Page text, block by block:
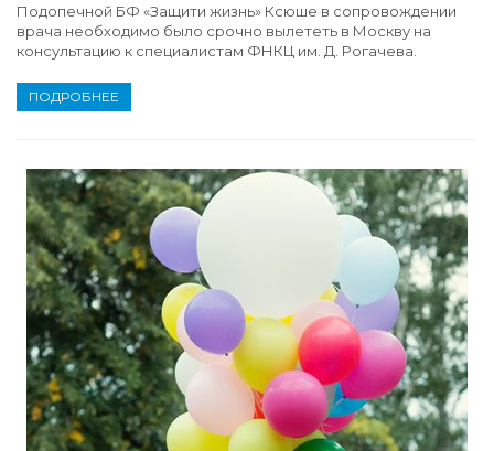
Подопечной БФ «Защити жизнь» Ксюше в сопровождении
врача необходимо было срочно вылететь в Москву на
консультацию к специалистам ФНКЦ им. Д. Рогачева.
ПОДРОБНЕЕ